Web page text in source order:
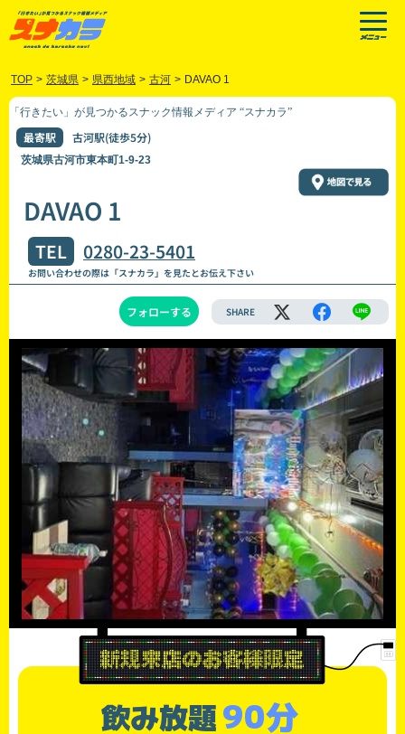
TOP > 茨城県 > 県西地域 > 古河 > DAVAO 1
「行きたい」が見つかるスナック情報メディア “スナカラ”
最寄駅 古河駅(徒歩5分)
茨城県古河市東本町1-9-23
DAVAO 1
TEL 0280-23-5401
お問い合わせの際は「スナカラ」を見たとお伝え下さい
フォローする SHARE
飲み放題90分